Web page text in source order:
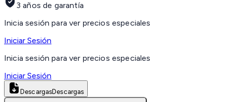
3 años de garantía
Inicia sesión para ver precios especiales
Iniciar Sesión
Inicia sesión para ver precios especiales
Iniciar Sesión
DescargasDescargas